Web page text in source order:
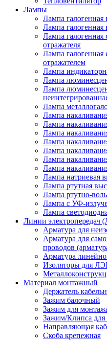
Лампы
Лампа галогенная
Лампа галогенная
Лампа галогенная
отражателя
Лампа галогенная
отражателем
Лампа
Лампа
Лампа
Лампа
Лампа
Лампа
Лампа
Лампа
Лампа
Лампа
Лампа
Лампа натриевая
Лампа ртутная
Лампа ртутно-
Лампа с УФ-
Лампа
Линии электропередач
Арматура для
Арматура для
проводов
Арматура
Изоляторы для
Материал монтажный
Держатель
Зажим балочный
Зажим для
Зажим/Клипса для
Направляющая
Скоба крепежная